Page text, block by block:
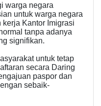
warga negara
untuk warga negara
Kantor Imigrasi
tanpa adanya
signifikan.
untuk tetap
secara Daring
paspor dan
sebaik-